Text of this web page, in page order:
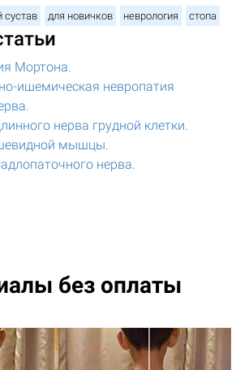
сустав для новичков неврология стопа
Мортона.
ишемическая невропатия
нерва грудной клетки.
мышцы.
нерва.
без оплаты